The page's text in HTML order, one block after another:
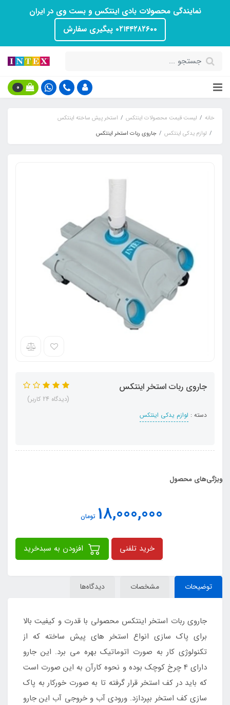
نمایندگی محصولات بادی اینتکس و بست وی در ایران
۰۲۱۴۴۲۸۲۶۰۰ پیگیری سفارش
0
خانه لیست قیمت محصولات اینتکس
استخر پیش ساخته اینتکس
لوازم یدکی اینتکس
جاروی ربات استخر اینتکس
جاروی ربات استخر اینتکس
دسته : لوازم یدکی اینتکس
(دیدگاه 24 کاربر)
ویژگی‌های محصول
18,000,000 تومان
خرید تلفنی
توضیحات مشخصات دیدگاه‌ها
جاروی ربات استخر اینتکس محصولی با قدرت و کیفیت بالا
برای پاک سازی انواع استخر های پیش ساخته که از
تکنولوژی کار به صورت اتوماتیک بهره می برد. این جارو
دارای 4 چرخ کوچک بوده و نحوه کارآن به این صورت است
که باید در کف استخر قرار گرفته تا به صورت خورکار به پاک
سازی کف استخر بپردازد. ورودی آب و خروجی آب این جارو